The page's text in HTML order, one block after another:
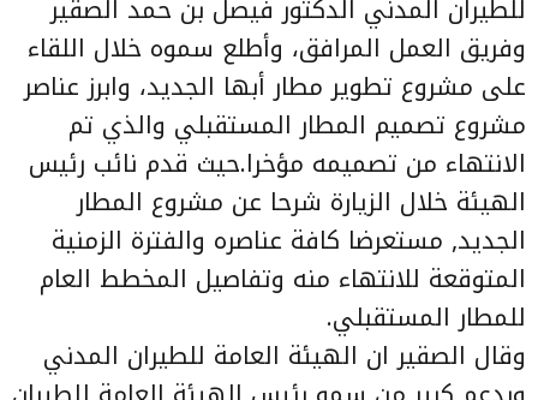
للطيران المدني الدكتور فيصل بن حمد الصقير
وفريق العمل المرافق، وأطلع سموه خلال اللقاء
على مشروع تطوير مطار أبها الجديد، وابرز عناصر
مشروع تصميم المطار المستقبلي والذي تم
الانتهاء من تصميمه مؤخرا.حيث قدم نائب رئيس
الهيئة خلال الزيارة شرحا عن مشروع المطار
الجديد, مستعرضا كافة عناصره والفترة الزمنية
المتوقعة للانتهاء منه وتفاصيل المخطط العام
للمطار المستقبلي.
وقال الصقير ان الهيئة العامة للطيران المدني